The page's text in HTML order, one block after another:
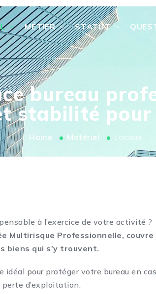
MÉTIER STATUT
bureau
stabilité
Home Matériel Locaux
à l’exercice de votre activité ?
Multirisque Professionnelle, couvre
biens qui s’y trouvent.
idéal pour protéger votre bureau en
d’exploitation.